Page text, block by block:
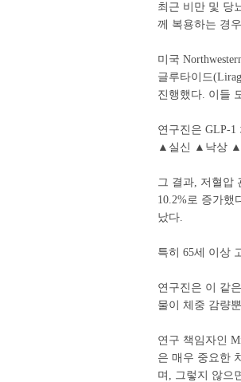
최근 비만 및 당
께 복용하는 경
미국
글루타이드
진행했다. 이들
연구진은 GLP-
▲실신 ▲낙상 ▲
그 결과, 저혈압
10.2%로 증가했
났다.
특히 65세 이상
연구진은 이 같
물이 체중 감량
연구 책임자인
은 매우 중요한
며, 그렇지 않으